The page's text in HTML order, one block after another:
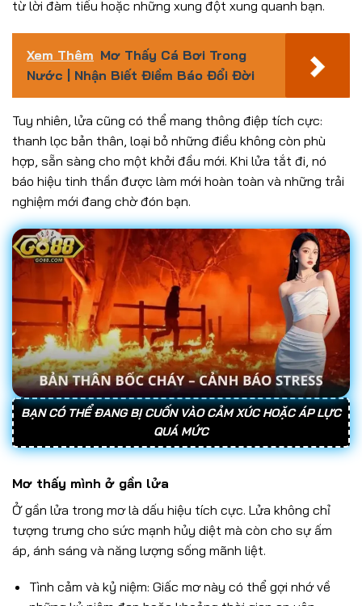
từ lời đàm tiếu hoặc những xung đột xung quanh bạn.
Xem Thêm Mơ Thấy Cá Bơi Trong
Nước | Nhận Biết Điềm Báo Đổi Đời
Tuy nhiên, lửa cũng có thể mang thông điệp tích cực:
thanh lọc bản thân, loại bỏ những điều không còn phù
hợp, sẵn sàng cho một khởi đầu mới. Khi lửa tắt đi, nó
báo hiệu tinh thần được làm mới hoàn toàn và những trải
nghiệm mới đang chờ đón bạn.
BẠN CÓ THỂ ĐANG BỊ CUỐN VÀO CẢM XÚC HOẶC ÁP LỰC
QUÁ MỨC
Mơ thấy mình ở gần lửa
Ở gần lửa trong mơ là dấu hiệu tích cực. Lửa không chỉ
tượng trưng cho sức mạnh hủy diệt mà còn cho sự ấm
áp, ánh sáng và năng lượng sống mãnh liệt.
Tình cảm và kỷ niệm: Giấc mơ này có thể gợi nhớ về